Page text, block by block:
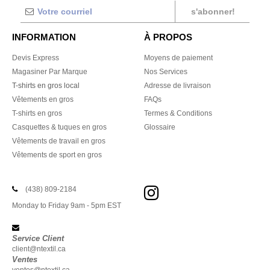
s'abonner!
INFORMATION
Devis Express
Magasiner Par Marque
T-shirts en gros local
Vêtements en gros
T-shirts en gros
Casquettes & tuques en gros
Vêtements de travail en gros
Vêtements de sport en gros
À PROPOS
Moyens de paiement
Nos Services
Adresse de livraison
FAQs
Termes & Conditions
Glossaire
(438) 809-2184
Monday to Friday 9am - 5pm EST
Service Client
client@ntextil.ca
Ventes